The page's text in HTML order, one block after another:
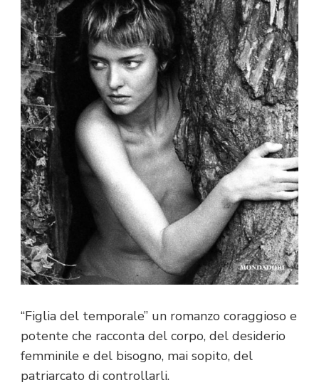
“Figlia del temporale” un romanzo coraggioso e
potente che racconta del corpo, del desiderio
femminile e del bisogno, mai sopito, del
patriarcato di controllarli.